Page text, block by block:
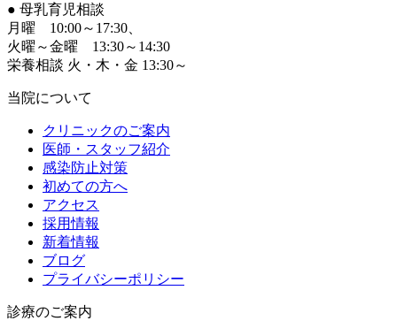
● 母乳育児相談
月曜 10:00～17:30、
火曜～金曜 13:30～14:30
栄養相談 火・木・金 13:30～
当院について
クリニックのご案内
医師・スタッフ紹介
感染防止対策
初めての方へ
アクセス
採用情報
新着情報
ブログ
プライバシーポリシー
診療のご案内